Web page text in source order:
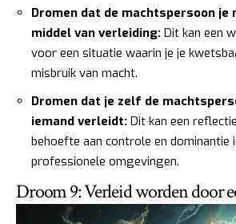
Dromen dat de machtspersoon je
middel van verleiding: Dit kan een
voor een situatie waarin je je
misbruik van macht.
Dromen dat je zelf de
iemand verleidt: Dit kan een
behoefte aan controle en dominantie
professionele omgevingen.
Droom 9: Verleid worden door